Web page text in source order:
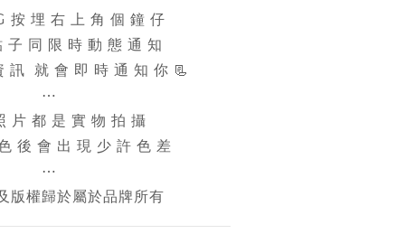
按 埋 右 上 角 個 鐘 仔
子 同 限 時 動 態 通 知
訊 就 會 即 時 通 知 你 📃
⋯
片 都 是 實 物 拍 攝
後 會 出 現 少 許 色 差
⋯
版權歸於屬於品牌所有